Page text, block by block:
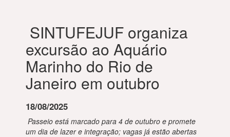
SINTUFEJUF organiza
excursão ao Aquário
Marinho do Rio de
Janeiro em outubro
18/08/2025
Passeio está marcado para 4 de outubro e promete
um dia de lazer e integração; vagas já estão abertas